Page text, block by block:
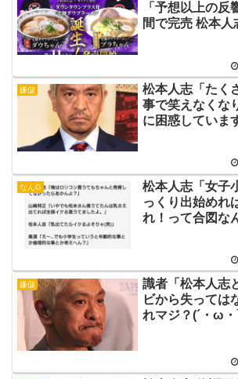
「予想以上の反
間で完売 松本人
嫌儲
松本人志「たく
事で笑えなくな
に困惑していま
なんG
松本人志「女子
っくり出始めれ
れ！って合図な
嫌儲
識者「松本人志
ビから失っては
れマジ？(´・ω・